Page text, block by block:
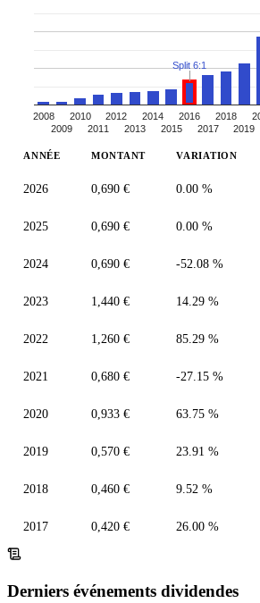
2008
2009
2010
2011
2012
2013
2014
2015
2016
2017
2018
2019
Split 6:1
ANNÉE MONTANT VARIATION
2026 0,690 € 0.00 %
2025 0,690 € 0.00 %
2024 0,690 € -52.08 %
2023 1,440 € 14.29 %
2022 1,260 € 85.29 %
2021 0,680 € -27.15 %
2020 0,933 € 63.75 %
2019 0,570 € 23.91 %
2018 0,460 € 9.52 %
2017 0,420 € 26.00 %
Derniers événements dividendes